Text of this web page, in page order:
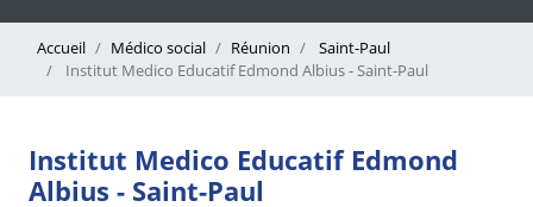
Accueil Médico social Réunion
Saint-Paul
Institut Medico Educatif Edmond Albius - Saint-Paul
Institut Medico Educatif Edmond
Albius - Saint-Paul